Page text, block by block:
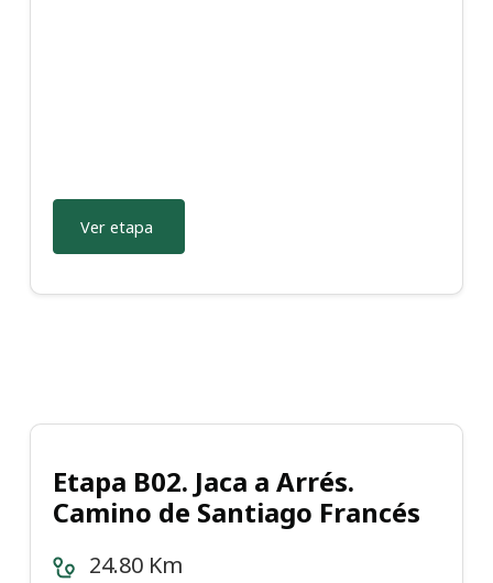
Ver etapa
Etapa B02. Jaca a Arrés.
Camino de Santiago Francés
24.80 Km